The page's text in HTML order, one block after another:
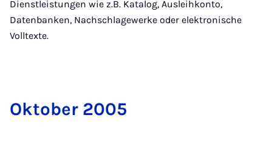
Dienstleistungen wie z.B. Katalog, Ausleihkonto,
Datenbanken, Nachschlagewerke oder elektronische
Volltexte.
Ok­to­ber 2005